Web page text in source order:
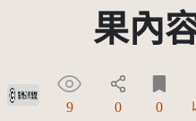
果內
受著作權法保護-僅限於本平台有限度公
9 0 0